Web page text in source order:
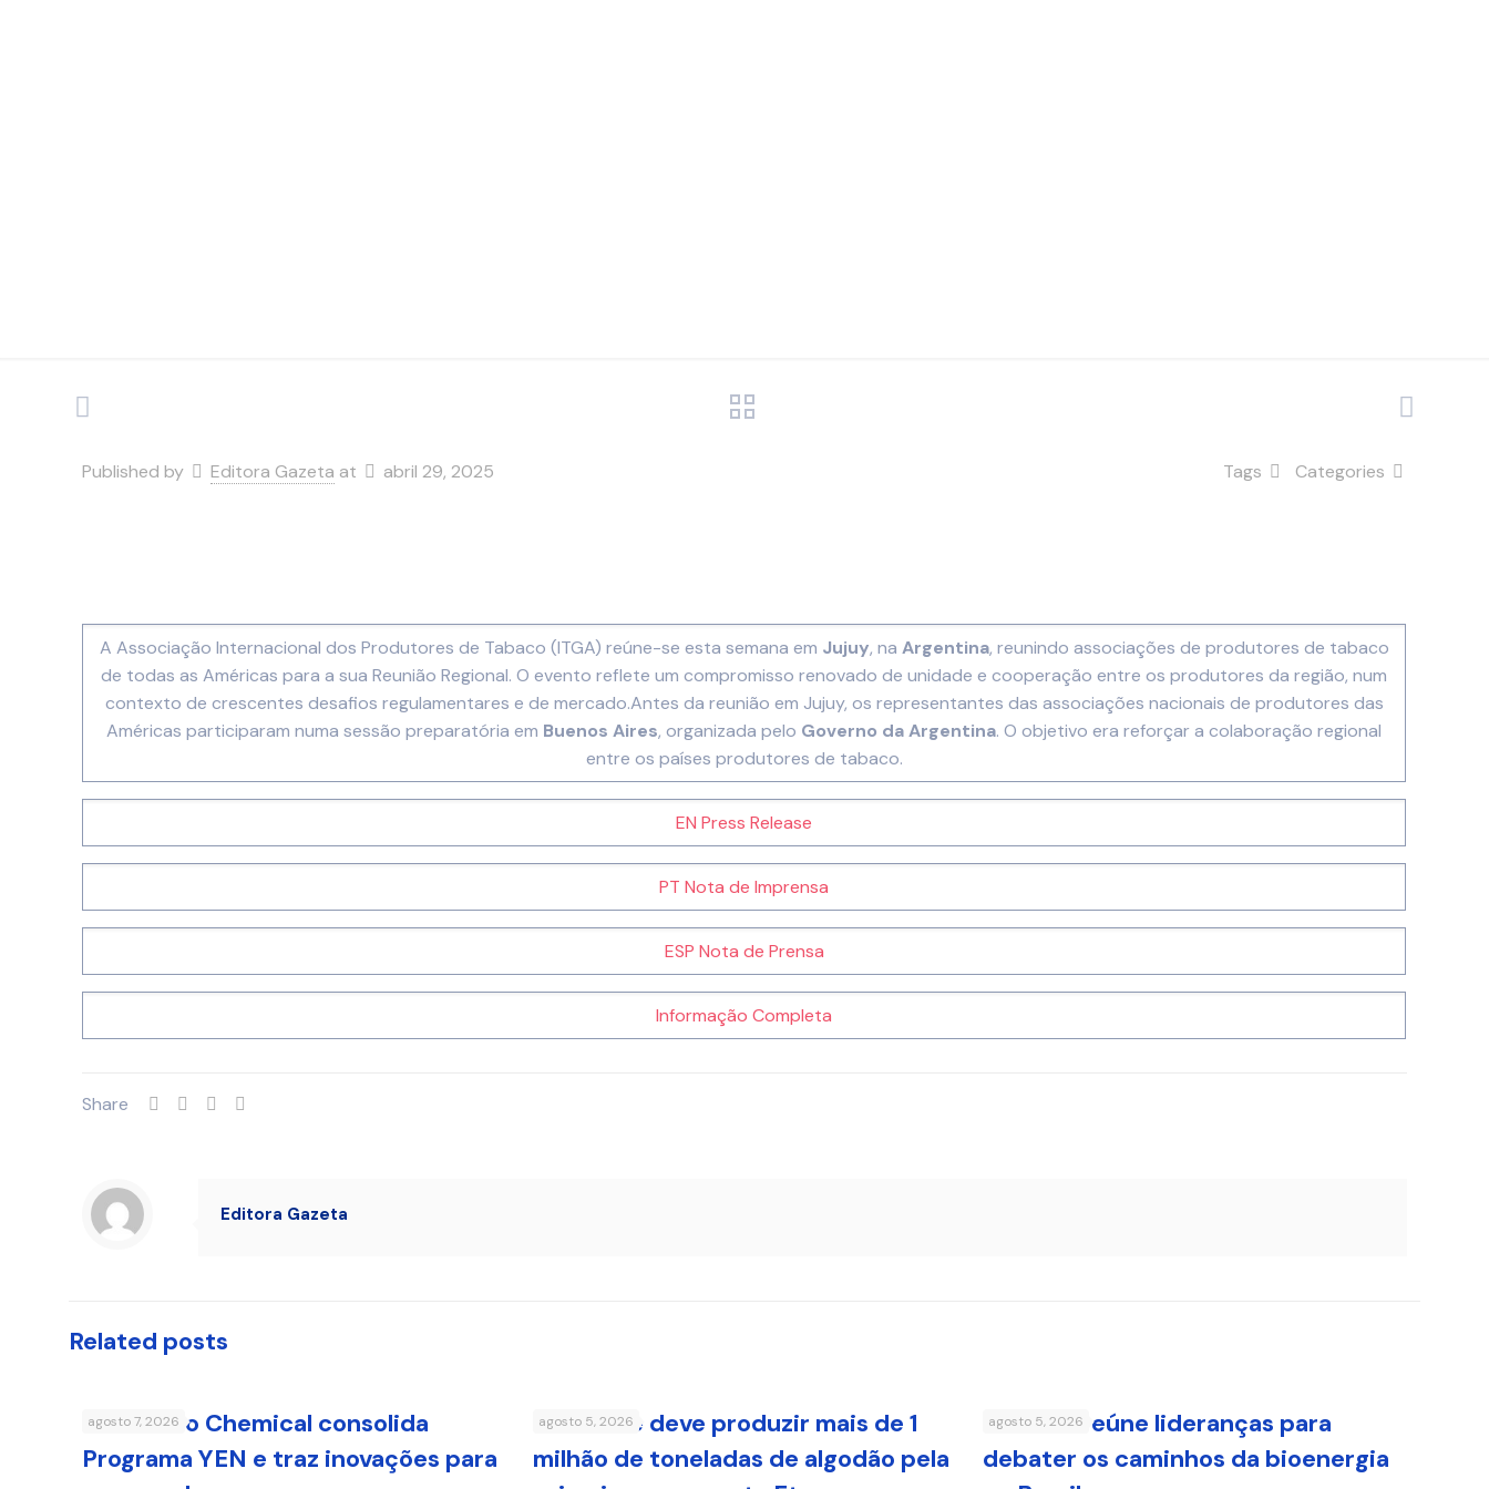
Published by Editora Gazeta at abril 29, 2025 Categories
Tags
A Associação Internacional dos Produtores de Tabaco (ITGA) reúne-se esta semana em Jujuy, na Argentina, reunindo associações de produtores de tabaco
de todas as Américas para a sua Reunião Regional. O evento reflete um compromisso renovado de unidade e cooperação entre os produtores da região, num
contexto de crescentes desafios regulamentares e de mercado.Antes da reunião em Jujuy, os representantes das associações nacionais de produtores das
Américas participaram numa sessão preparatória em Buenos Aires, organizada pelo Governo da Argentina. O objetivo era reforçar a colaboração regional
entre os países produtores de tabaco.
EN Press Release
PT Nota de Imprensa
ESP Nota de Prensa
Informação Completa
Share
Editora Gazeta
Related posts
agosto 7, 2026
Sumitomo Chemical consolida
Programa YEN e traz inovações para
agosto 5, 2026
Nordeste deve produzir mais de 1
milhão de toneladas de algodão pela
agosto 5, 2026
FenaBio reúne lideranças para
debater os caminhos da bioenergia